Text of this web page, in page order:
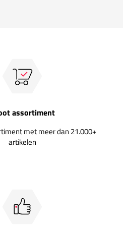
assortiment
met meer dan 21.000+
artikelen